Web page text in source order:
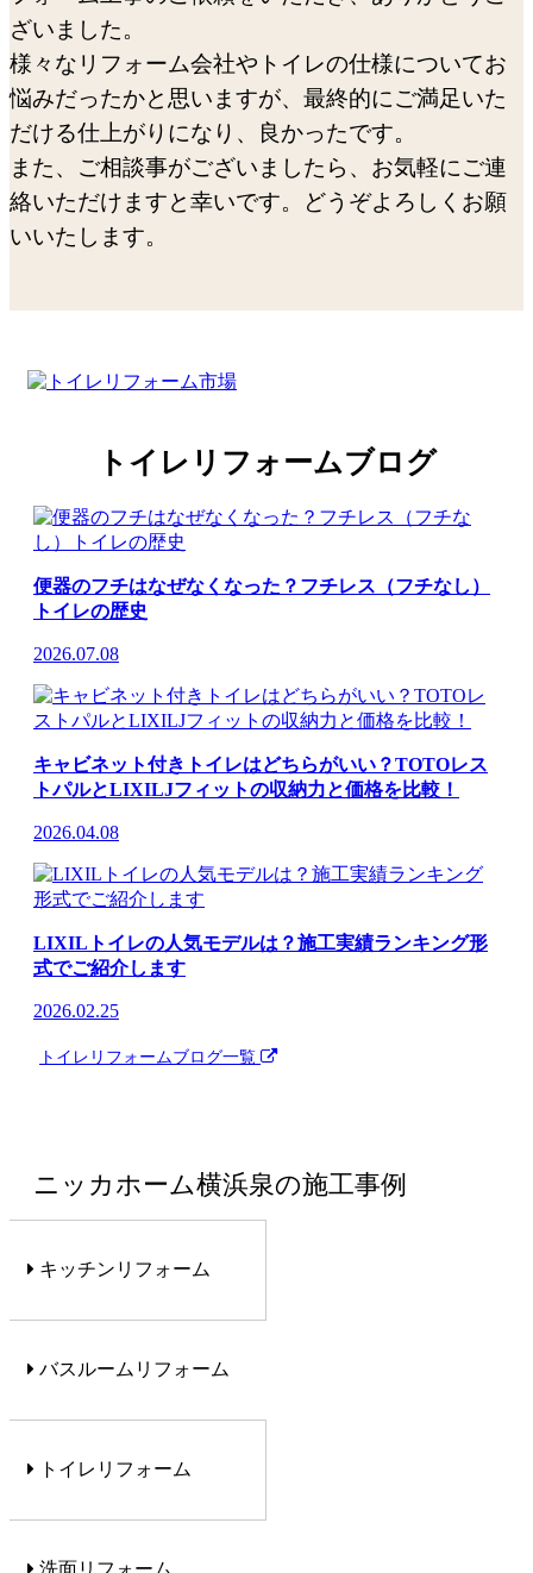
ざいました。
様々なリフォーム会社やトイレの仕様についてお
悩みだったかと思いますが、最終的にご満足いた
だける仕上がりになり、良かったです。
また、ご相談事がございましたら、お気軽にご連
絡いただけますと幸いです。どうぞよろしくお願
いいたします。
トイレリフォームブログ
便器のフチはなぜなくなった？フチレス（フチなし）
トイレの歴史
2026.07.08
キャビネット付きトイレはどちらがいい？TOTOレス
トパルとLIXILJフィットの収納力と価格を比較！
2026.04.08
LIXILトイレの人気モデルは？施工実績ランキング形
式でご紹介します
2026.02.25
トイレリフォームブログ一覧
ニッカホーム横浜泉の施工事例
キッチンリフォーム
バスルームリフォーム
トイレリフォーム